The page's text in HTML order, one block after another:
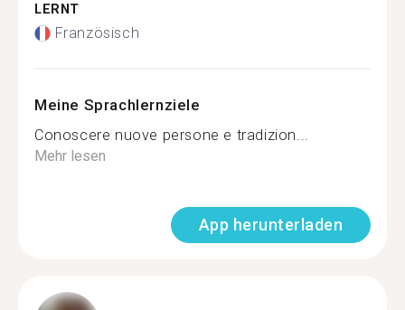
LERNT
Französisch
Meine Sprachlernziele
Conoscere nuove persone e tradizion...
Mehr lesen
App herunterladen